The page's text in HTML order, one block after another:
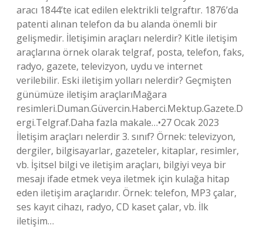
aracı 1844’te icat edilen elektrikli telgraftır. 1876’da
patenti alınan telefon da bu alanda önemli bir
gelişmedir. İletişimin araçları nelerdir? Kitle iletişim
araçlarına örnek olarak telgraf, posta, telefon, faks,
radyo, gazete, televizyon, uydu ve internet
verilebilir. Eski iletişim yolları nelerdir? Geçmişten
günümüze iletişim araçlarıMağara
resimleri.Duman.Güvercin.Haberci.Mektup.Gazete.D
ergi.Telgraf.Daha fazla makale…•27 Ocak 2023
İletişim araçları nelerdir 3. sınıf? Örnek: televizyon,
dergiler, bilgisayarlar, gazeteler, kitaplar, resimler,
vb. İşitsel bilgi ve iletişim araçları, bilgiyi veya bir
mesajı ifade etmek veya iletmek için kulağa hitap
eden iletişim araçlarıdır. Örnek: telefon, MP3 çalar,
ses kayıt cihazı, radyo, CD kaset çalar, vb. İlk
iletişim…